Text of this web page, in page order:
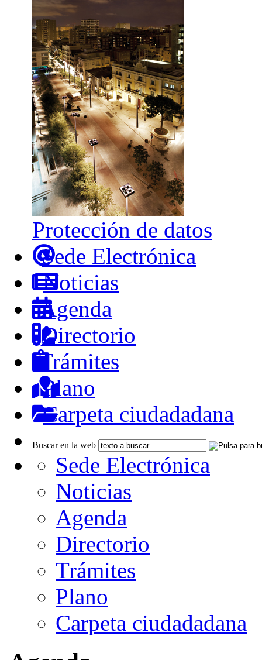
Protección de datos
Sede Electrónica
Noticias
Agenda
Directorio
Trámites
Plano
Carpeta ciudadadana
Buscar en la web
Sede Electrónica
Noticias
Agenda
Directorio
Trámites
Plano
Carpeta ciudadadana